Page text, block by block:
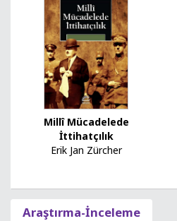
Millî Mücadelede
İttihatçılık
Erik Jan Zürcher
Araştırma-İnceleme